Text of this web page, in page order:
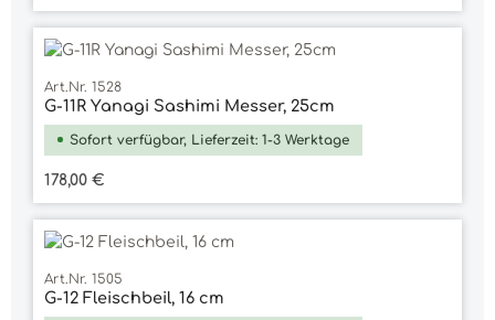
Art.Nr. 1528
G-11R Yanagi Sashimi Messer, 25cm
Sofort verfügbar, Lieferzeit: 1-3 Werktage
Regulärer Preis:
178,00 €
Art.Nr. 1505
G-12 Fleischbeil, 16 cm